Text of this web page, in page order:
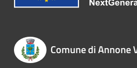
Comune di Annone